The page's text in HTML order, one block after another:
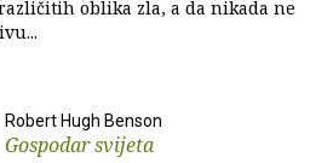
oblika zla, a da nikada ne
Robert Hugh Benson
Gospodar svijeta